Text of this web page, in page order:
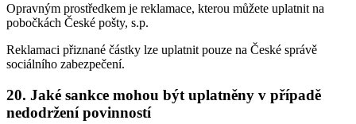
Opravným prostředkem je reklamace, kterou můžete uplatnit na
pobočkách České pošty, s.p.
Reklamaci přiznané částky lze uplatnit pouze na České správě
sociálního zabezpečení.
20. Jaké sankce mohou být uplatněny v případě
nedodržení povinností